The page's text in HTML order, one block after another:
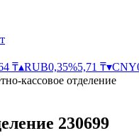
₸▴RUB0,35%5,71 ₸▾CNY
кассовое отделение
230699